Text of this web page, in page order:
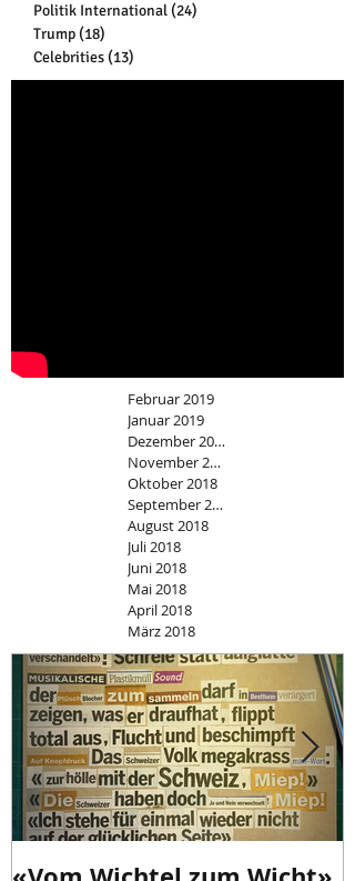
Politik International (24)
Trump (18)
Celebrities (13)
Februar 2019
Januar 2019
Dezember 2018
November 2018
Oktober 2018
September 2018
August 2018
Juli 2018
Juni 2018
Mai 2018
April 2018
März 2018